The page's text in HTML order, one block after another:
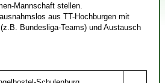
Mannschaft stellen.
aus TT-Hochburgen mit
Bundesliga-Teams) und Austausch